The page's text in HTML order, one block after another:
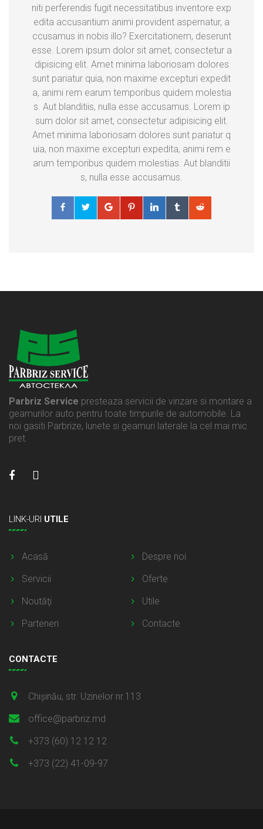
niti perferendis fugit necessitatibus inventore exp
edita accusantium animi provident aspernatur, a
ccusamus in nobis illo? Exercitationem, deserunt
esse. Lorem ipsum dolor sit amet, consectetur a
dipisicing elit. Amet minima laboriosam dolores
sunt pariatur quia, non maxime excepturi expedit
a, animi rem earum temporibus quidem molestia
s. Aut blanditiis, nulla esse accusamus. Lorem ip
sum dolor sit amet, consectetur adipisicing elit.
Amet minima laboriosam dolores sunt pariatur q
uia, non maxime excepturi expedita, animi rem e
arum temporibus quidem molestias. Aut blanditii
s, nulla esse accusamus.
Parbriz Service presteaza servicii de vinzare si montare a
geamurilor auto pentru toate timpurile de automobile. La
noi gasiti Parbrize, lunete si geamuri laterale la cel mai mic
pret.
LINK-URI UTILE
Acasă
Despre noi
Servicii
Oferte
Noutăţi
Utile
Parteneri
Contacte
CONTACTE
Chișinău, str. Uzinelor nr.113
office@parbriz.md
+373 (60) 12 12 12
+373 (22) 41-09-97